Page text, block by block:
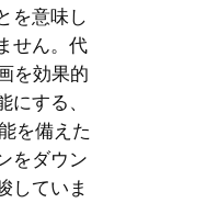
を意味し
せん。代
を効果的
にする、
を備えた
をダウン
していま